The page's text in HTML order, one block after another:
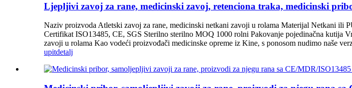
Ljepljivi zavoj za rane, medicinski zavoj, retenciona traka, medicinski
Naziv proizvoda Atletski zavoj za rane, medicinski netkani zavoji u rolama Materijal Netkani ili
Certifikat ISO13485, CE, SGS Sterilno sterilno MOQ 1000 rolni Pakovanje pojedinačna kutija
zavoji u rolama Kao vodeći proizvođači medicinske opreme iz Kine, s ponosom nudimo naše
upitdetalj